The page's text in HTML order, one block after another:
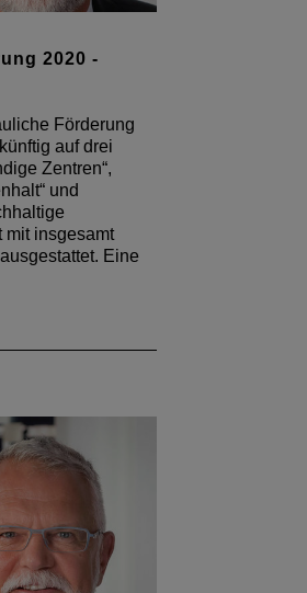
2020 -
Förderung
auf drei
Zentren“,
und
mit insgesamt
Eine